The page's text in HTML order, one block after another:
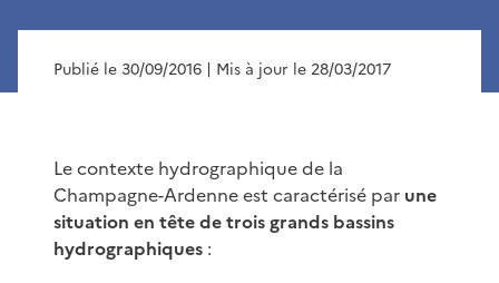
Publié le 30/09/2016 | Mis à jour le 28/03/2017
Le contexte hydrographique de la
Champagne-Ardenne est caractérisé par une
situation en tête de trois grands bassins
hydrographiques :